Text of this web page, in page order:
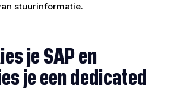
stuurinformatie.
je SAP en
je een dedicated